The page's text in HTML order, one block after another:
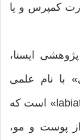
كمپرس و یا
ایسنا،
با نام علمی
«Rusmarinus offcinalis» و از تیره «labiatae» است كه
پوست و مو،